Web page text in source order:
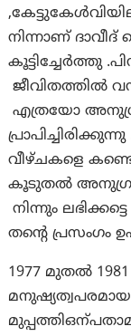
നിന്നാണ്
കൂട്ടിച്ചേർത്തു
ജീവിതത്തിൽ
എത്രയോ
വീഴ്ചകളെ
കൂടുതൽ
നിന്നും
തന്റെ പ്രസംഗം
1977 മുതൽ